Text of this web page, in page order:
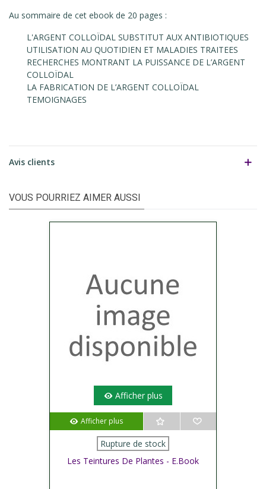
Au sommaire de cet ebook de 20 pages :
L'ARGENT COLLOÏDAL SUBSTITUT AUX ANTIBIOTIQUES
UTILISATION AU QUOTIDIEN ET MALADIES TRAITEES
RECHERCHES MONTRANT LA PUISSANCE DE L’ARGENT
COLLOÏDAL
LA FABRICATION DE L’ARGENT COLLOÏDAL
TEMOIGNAGES
Avis clients
VOUS POURRIEZ AIMER AUSSI
Afficher plus
Afficher plus
Rupture de stock
Les Teintures De Plantes - E.Book